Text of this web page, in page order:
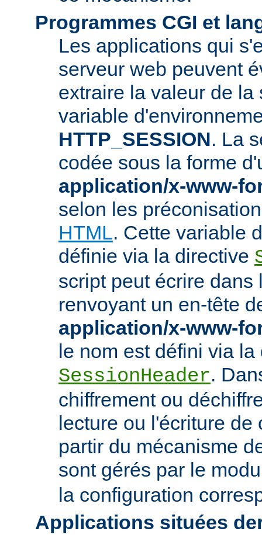
Programmes CGI et
Les applications qui
serveur web peuvent
extraire la valeur de la
variable
HTTP_SESSION. La
codée sous la forme
application/x-www-
selon les
HTML. Cette variable
définie via la directive
script peut écrire dans
renvoyant un en-tête
application/x-www-
le nom est défini via la
SessionHeader.
chiffrement ou
lecture ou l'écriture de
partir du mécanisme
sont gérés par le
la configuration
Applications situées